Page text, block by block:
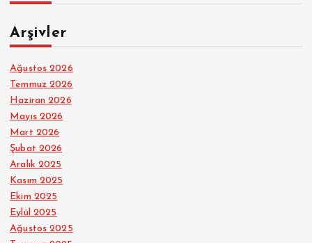
Arşivler
Ağustos 2026
Temmuz 2026
Haziran 2026
Mayıs 2026
Mart 2026
Şubat 2026
Aralık 2025
Kasım 2025
Ekim 2025
Eylül 2025
Ağustos 2025